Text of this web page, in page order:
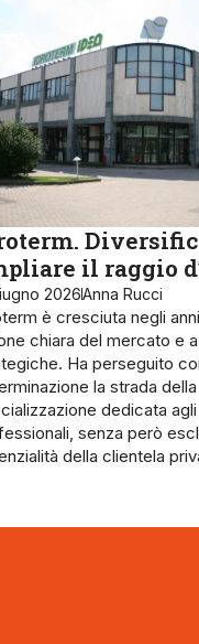
il raggio
2026Anna Rucci
è cresciuta negli
chiara del mercato e
Ha perseguito
la strada della
dedicata
senza però
della clientela